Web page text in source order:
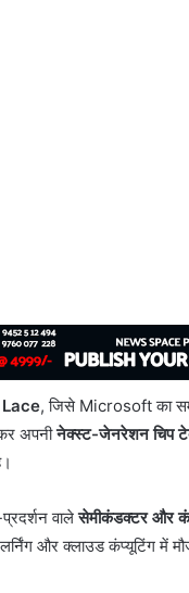
Lace, जिसे Microsoft का
अपनीनेक्स्ट-जेनरेशन चिप
वालेसेमीकंडक्टर और
और क्लाउड कंप्यूटिंग में